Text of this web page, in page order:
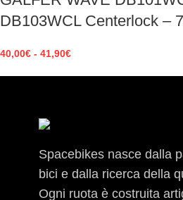
DB103WCL Centerlock –
40,00€ - 41,90€
Spacebikes nasce dalla
bici e dalla ricerca della
Ogni ruota è costruita